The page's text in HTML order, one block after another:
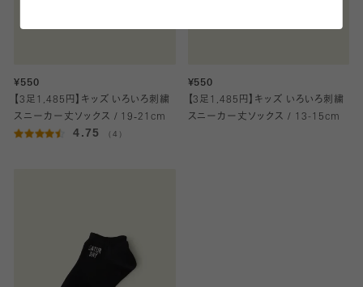
¥550
【3足1,485円】キッズ いろいろ刺繍
スニーカー丈ソックス / 19‐21cm
4.75 （4）
¥550
【3足1,485円】キッズ いろいろ刺繍
スニーカー丈ソックス / 13-15cm